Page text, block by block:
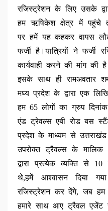
रजिस्ट्रेशन के लिए उसके
हम ऋषिकेश क्षेत्र में पहुंचे
पर हमें यह कहकर वापस
फर्जी है।यात्रियों ने फर्जी
कार्यवाही करने की मांग की
इसके साथ ही रामअवतार
मध्य प्रदेश के द्वारा एक
हम 65 लोगों का ग्रुप
एंड ट्रेवल्स एबी रोड बस
प्रदेश के माध्यम से
उपरोक्त ट्रैवल्स के मालिक
द्वारा प्रत्येक व्यक्ति से
थे,हमें आश्वासन दिया
रजिस्ट्रेशन कर देंगे, जब हम
हमारे साथ आए ट्रैवल एजेंट